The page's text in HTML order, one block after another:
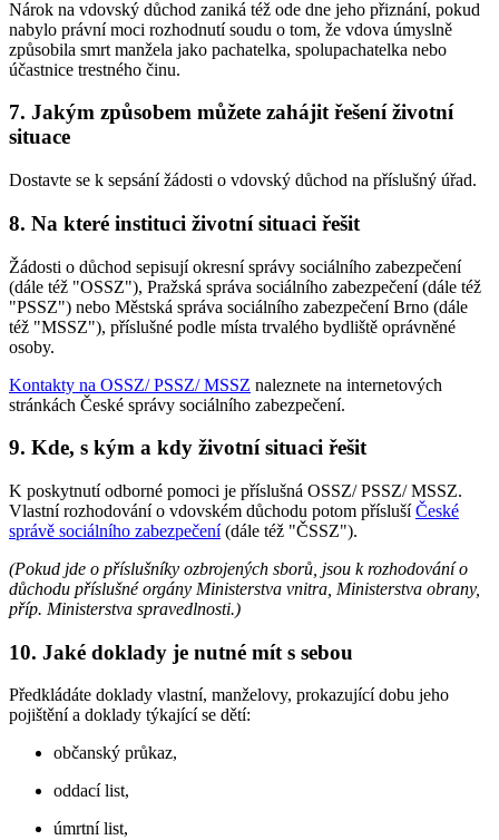
Nárok na vdovský důchod zaniká též ode dne jeho přiznání, pokud
nabylo právní moci rozhodnutí soudu o tom, že vdova úmyslně
způsobila smrt manžela jako pachatelka, spolupachatelka nebo
účastnice trestného činu.
7. Jakým způsobem můžete zahájit řešení životní
situace
Dostavte se k sepsání žádosti o vdovský důchod na příslušný úřad.
8. Na které instituci životní situaci řešit
Žádosti o důchod sepisují okresní správy sociálního zabezpečení
(dále též "OSSZ"), Pražská správa sociálního zabezpečení (dále též
"PSSZ") nebo Městská správa sociálního zabezpečení Brno (dále
též "MSSZ"), příslušné podle místa trvalého bydliště oprávněné
osoby.
Kontakty na OSSZ/ PSSZ/ MSSZ naleznete na internetových
stránkách České správy sociálního zabezpečení.
9. Kde, s kým a kdy životní situaci řešit
K poskytnutí odborné pomoci je příslušná OSSZ/ PSSZ/ MSSZ.
Vlastní rozhodování o vdovském důchodu potom příslušíČeské
správě sociálního zabezpečení(dále též "ČSSZ").
(Pokud jde o příslušníky ozbrojených sborů, jsou k rozhodování o
důchodu příslušné orgány Ministerstva vnitra, Ministerstva obrany,
příp. Ministerstva spravedlnosti.)
10. Jaké doklady je nutné mít s sebou
Předkládáte doklady vlastní, manželovy, prokazující dobu jeho
pojištění a doklady týkající se dětí:
občanský průkaz,
oddací list,
úmrtní list,